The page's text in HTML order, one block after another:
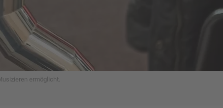
ermöglicht.